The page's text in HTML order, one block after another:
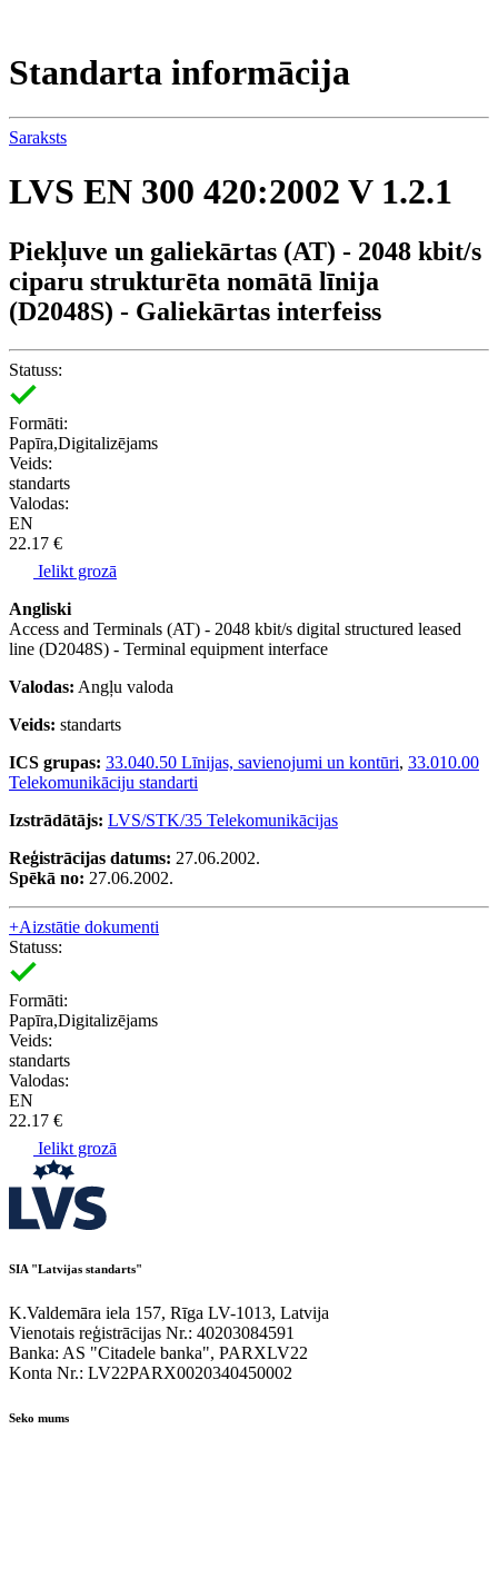
Standarta informācija
Saraksts
LVS EN 300 420:2002 V 1.2.1
Piekļuve un galiekārtas (AT) - 2048 kbit/s
ciparu strukturēta nomātā līnija
(D2048S) - Galiekārtas interfeiss
Statuss:
Formāti:
Papīra,Digitalizējams
Veids:
standarts
Valodas:
EN
22.17 €
Ielikt grozā
Angliski
Access and Terminals (AT) - 2048 kbit/s digital structured leased
line (D2048S) - Terminal equipment interface
Valodas: Angļu valoda
Veids: standarts
ICS grupas: 33.040.50 Līnijas, savienojumi un kontūri, 33.010.00
Telekomunikāciju standarti
Izstrādātājs: LVS/STK/35 Telekomunikācijas
Reģistrācijas datums: 27.06.2002.
Spēkā no: 27.06.2002.
+Aizstātie dokumenti
Statuss:
Formāti:
Papīra,Digitalizējams
Veids:
standarts
Valodas:
EN
22.17 €
Ielikt grozā
SIA "Latvijas standarts"
K.Valdemāra iela 157, Rīga LV-1013, Latvija
Vienotais reģistrācijas Nr.: 40203084591
Banka: AS "Citadele banka", PARXLV22
Konta Nr.: LV22PARX0020340450002
Seko mums